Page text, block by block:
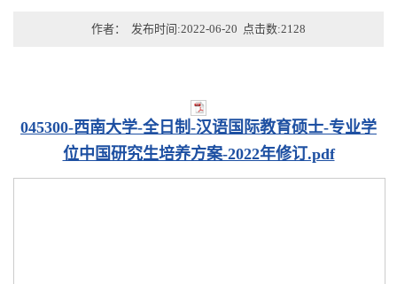
作者： 发布时间:2022-06-20 点击数:2128
045300-西南大学-全日制-汉语国际教育硕士-专业学
位中国研究生培养方案-2022年修订.pdf